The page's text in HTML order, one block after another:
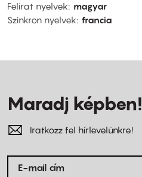
Felirat nyelvek
magyar
Szinkron nyelvek francia
Maradj képben!
Iratkozz fel hírlevelünkre!